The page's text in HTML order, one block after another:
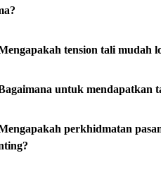
tension tali mudah
untuk mendapatkan
perkhidmatan